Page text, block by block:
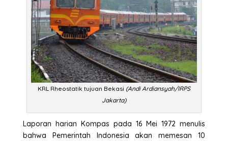
KRL Rheostatik tujuan Bekasi (Andi Ardiansyah/IRPS
Jakarta)
Laporan harian Kompas pada 16 Mei 1972 menulis
bahwa Pemerintah Indonesia akan memesan 10